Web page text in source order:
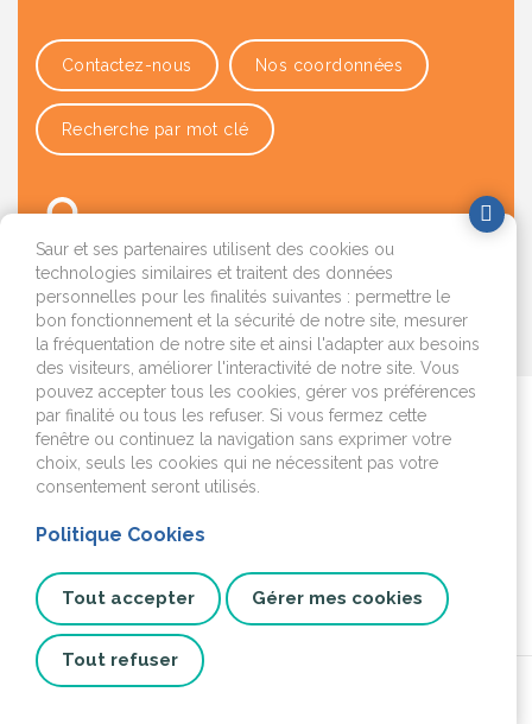
Contactez-nous Nos coordonnées
Recherche par mot clé
OK
Je déménage
J'emménage ou je fais
installation
© 2026 SAINT AFF O. Tous droits réservés.
Saur et ses partenaires utilisent des cookies ou
technologies similaires et traitent des données
personnelles pour les finalités suivantes : permettre le
bon fonctionnement et la sécurité de notre site, mesurer
la fréquentation de notre site et ainsi l'adapter aux besoins
des visiteurs, améliorer l'interactivité de notre site. Vous
pouvez accepter tous les cookies, gérer vos préférences
par finalité ou tous les refuser. Si vous fermez cette
fenêtre ou continuez la navigation sans exprimer votre
choix, seuls les cookies qui ne nécessitent pas votre
consentement seront utilisés.
Politique Cookies
Tout accepter Gérer mes cookies
Tout refuser